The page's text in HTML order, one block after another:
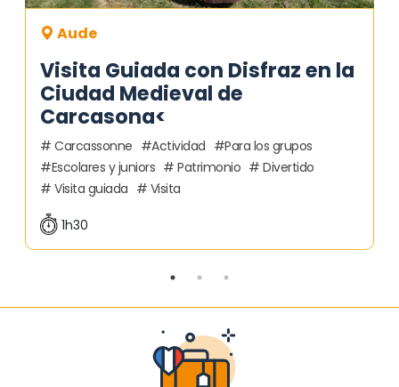
Visita Guiada con Disfraz en la
Ciudad Medieval de
Carcasona<
Aude
Carcassonne Actividad
Para los grupos
Escolares y juniors
Patrimonio
Divertido
Visita guiada
Visita
1h30